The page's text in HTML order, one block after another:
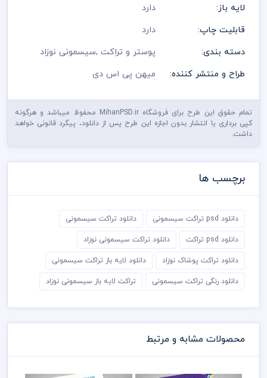
لایه باز:
دارد
قابلیت چاپ:
دارد
دسته بندی:
پوستر و تراکت,سیسمونی نوزاد
طراح و منتشر کننده:
میهن پی اس دی
تمام حقوق این طرح برای فروشگاه MihanPSD.ir محفوظ میباشد و هرگونه
کپی برداری یا انتشار بدون اجازه این طرح پس از دانلود، پیگرد قانونی خواهد
داشت.
برچسب ها
دانلود psd تراکت سیسمونی دانلود تراکت سیسمونی
دانلود psd تراکت دانلود تراکت سیسمونی نوزاد
دانلود تراکت پوشاک نوزاد دانلود لایه باز تراکت سیسمونی
دانلود رنگی تراکت سیسمونی تراکت لایه باز سیسمونی نوزاد
محصولات مشابه و مرتبط